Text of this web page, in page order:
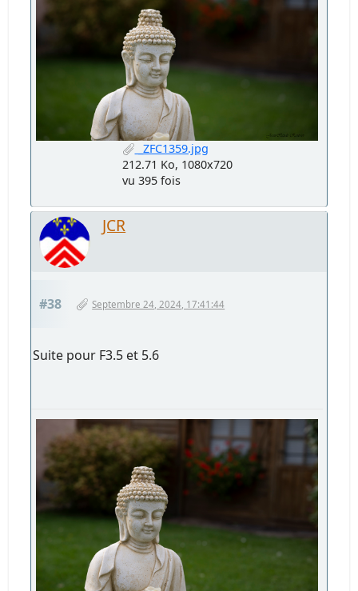
_ZFC1359.jpg
212.71 Ko, 1080x720
vu 395 fois
JCR
#38 Septembre 24, 2024, 17:41:44
Suite pour F3.5 et 5.6